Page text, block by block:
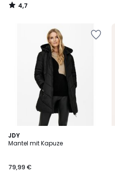
4,7
/
JDY
Mantel mit Kapuze
79,99 €
4,5
/ 5